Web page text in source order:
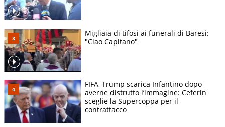
Migliaia di tifosi ai funerali di Baresi:
"Ciao Capitano"
FIFA, Trump scarica Infantino dopo
averne distrutto l’immagine: Ceferin
sceglie la Supercoppa per il
contrattacco